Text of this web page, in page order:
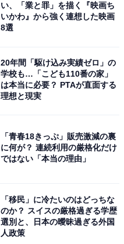
い、「業と罪」を描く『映画ち
いかわ』から強く連想した映画
8選
20年間「駆け込み実績ゼロ」の
学校も…「こども110番の家」
は本当に必要？ PTAが直面する
理想と現実
「青春18きっぷ」販売激減の裏
に何が？ 連続利用の厳格化だけ
ではない「本当の理由」
「移民」に冷たいのはどっちな
のか？ スイスの厳格過ぎる学歴
選別と、日本の曖昧過ぎる外国
人政策